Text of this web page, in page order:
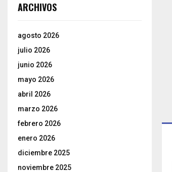
ARCHIVOS
agosto 2026
julio 2026
junio 2026
mayo 2026
abril 2026
marzo 2026
febrero 2026
enero 2026
diciembre 2025
noviembre 2025